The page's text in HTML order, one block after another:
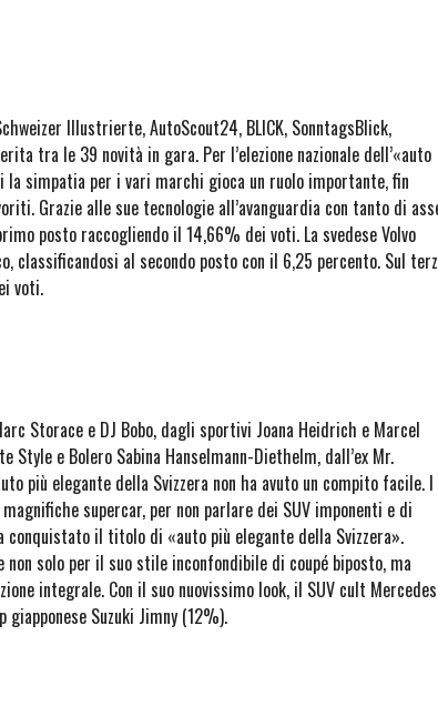
Illustrierte, AutoScout24, BLICK, SonntagsBlick,
tra le 39 novità in gara. Per l’elezione nazionale dell’«auto
simpatia per i vari marchi gioca un ruolo importante, fin
Grazie alle sue tecnologie all’avanguardia con tanto di
posto raccogliendo il 14,66% dei voti. La svedese Volvo
al secondo posto con il 6,25 percento. Sul
voti.
Storace e DJ Bobo, dagli sportivi Joana Heidrich e Marcel
e Bolero Sabina Hanselmann-Diethelm, dall’ex Mr.
più elegante della Svizzera non ha avuto un compito facile. I
supercar, per non parlare dei SUV imponenti e di
conquistato il titolo di «auto più elegante della Svizzera».
solo per il suo stile inconfondibile di coupé biposto, ma
integrale. Con il suo nuovissimo look, il SUV cult Mercedes
Suzuki Jimny (12%).